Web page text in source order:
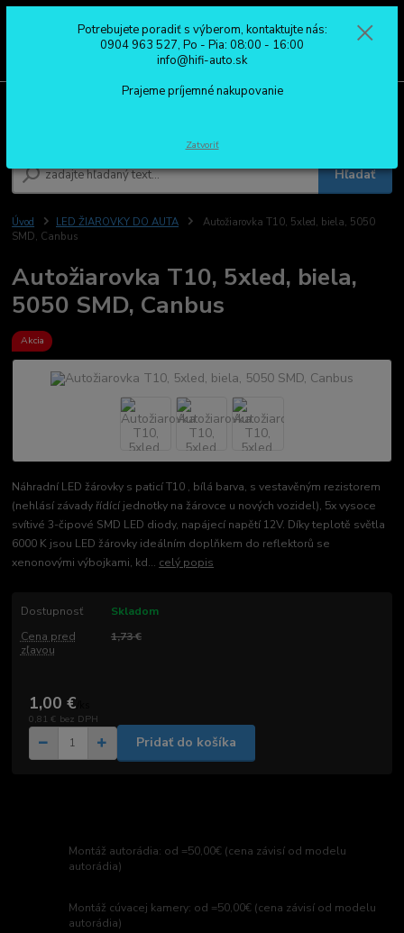
Hľadať
0904 963 527
Po - Pia: 08:00 - 16:00
Úvod LED ŽIAROVKY DO AUTA
Autožiarovka T10, 5xled, biela, 5050
SMD, Canbus
Autožiarovka T10, 5xled, biela,
5050 SMD, Canbus
Akcia
Náhradní LED žárovky s paticí T10 , bílá barva, s vestavěným rezistorem
(nehlásí závady řídící jednotky na žárovce u nových vozidel), 5x vysoce
svítivé 3-čipové SMD LED diody, napájecí napětí 12V. Díky teplotě světla
6000 K jsou LED žárovky ideálním doplňkem do reflektorů se
xenonovými výbojkami, kd... celý popis
Dostupnosť
Skladom
Cena pred
zľavou
1,73 €
1,00 €
0,81 € bez DPH
Pridať do košíka
Montáž autorádia: od =50,00€ (cena závisí od modelu
autorádia)
Montáž cúvacej kamery: od =50,00€ (cena závisí od modelu
autorádia)
Potrebujete poradiť s výberom, kontaktujte nás:
0904 963 527, Po - Pia: 08:00 - 16:00
info@hifi-auto.sk
Prajeme príjemné nakupovanie
Zatvoriť